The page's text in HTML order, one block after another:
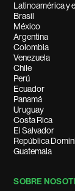
Latinoamérica y
Brasil
México
Argentina
Colombia
Venezuela
Chile
Perú
Ecuador
Panamá
Uruguay
Costa Rica
El Salvador
República
Guatemala
SOBRE